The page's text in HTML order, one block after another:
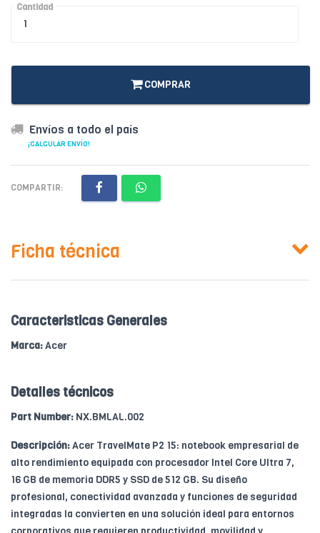
Cantidad
COMPRAR
Envíos a todo el país
¡CALCULAR ENVÍO!
COMPARTIR:
Ficha técnica
Caracteristicas Generales
Marca:Acer
Detalles técnicos
Part Number: NX.BMLAL.002
Descripción:Acer TravelMate P2 15: notebook empresarial de
alto rendimiento equipada con procesador Intel Core Ultra 7,
16 GB de memoria DDR5 y SSD de 512 GB. Su diseño
profesional, conectividad avanzada y funciones de seguridad
integradas la convierten en una solución ideal para entornos